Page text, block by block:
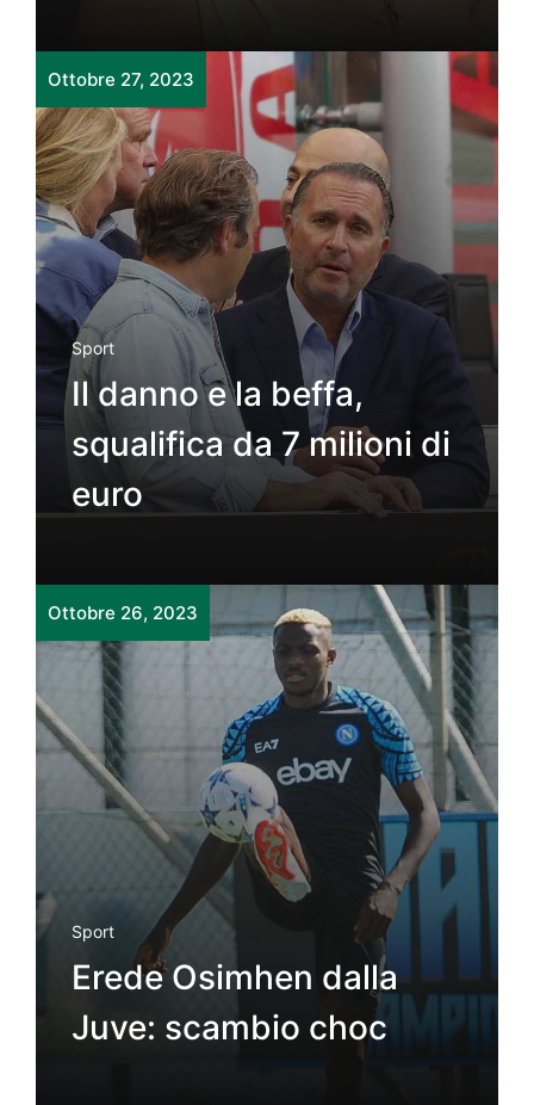
Ottobre 27, 2023
Sport
Il danno e la beffa,
squalifica da 7 milioni di
euro
Ottobre 26, 2023
Sport
Erede Osimhen dalla
Juve: scambio choc